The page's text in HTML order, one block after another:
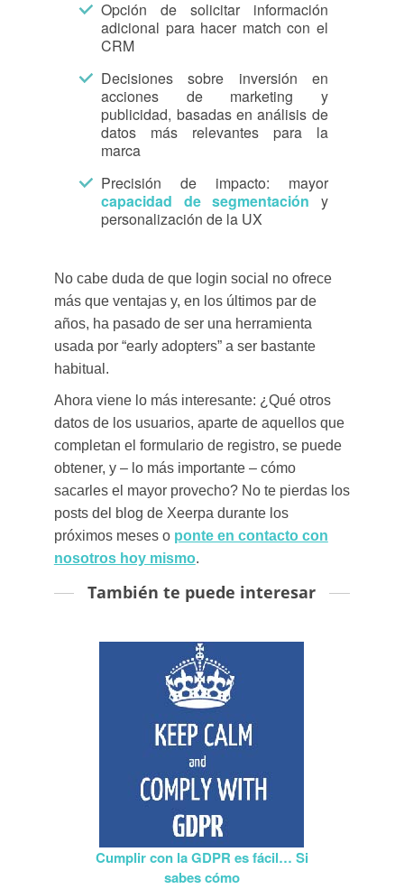
Opción de solicitar información
adicional para hacer match con el
CRM
Decisiones sobre inversión en
acciones de marketing y
publicidad, basadas en análisis de
datos más relevantes para la
marca
Precisión de impacto: mayor
capacidad de segmentación y
personalización de la UX
No cabe duda de que login social no ofrece
más que ventajas y, en los últimos par de
años, ha pasado de ser una herramienta
usada por “early adopters” a ser bastante
habitual.
Ahora viene lo más interesante: ¿Qué otros
datos de los usuarios, aparte de aquellos que
completan el formulario de registro, se puede
obtener, y – lo más importante – cómo
sacarles el mayor provecho? No te pierdas los
posts del blog de Xeerpa durante los
próximos meses o ponte en contacto con
nosotros hoy mismo.
También te puede interesar
Cumplir con la GDPR es fácil… Si
sabes cómo